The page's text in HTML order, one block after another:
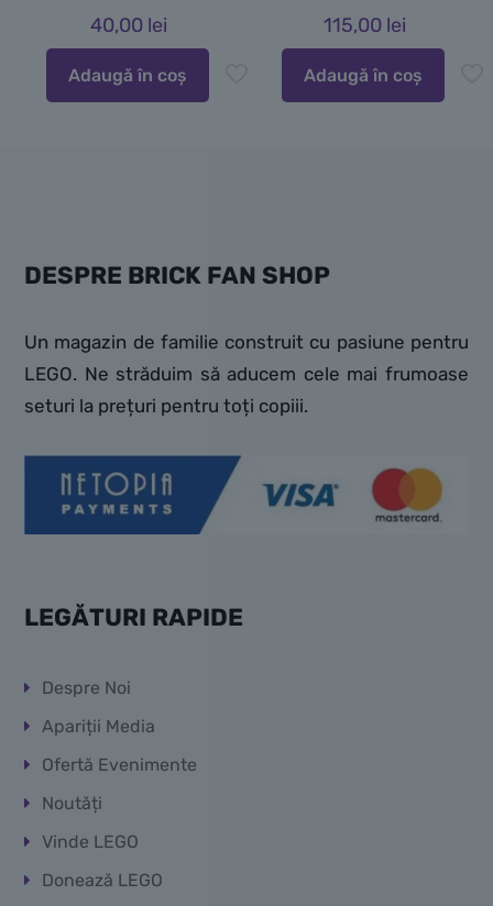
40,00 lei
Adaugă în coș
115,00 lei
Adaugă în coș
DESPRE BRICK FAN SHOP
Un magazin de familie construit cu pasiune pentru
LEGO. Ne străduim să aducem cele mai frumoase
seturi la prețuri pentru toți copiii.
LEGĂTURI RAPIDE
Despre Noi
Apariții Media
Ofertă Evenimente
Noutăți
Vinde LEGO
Donează LEGO